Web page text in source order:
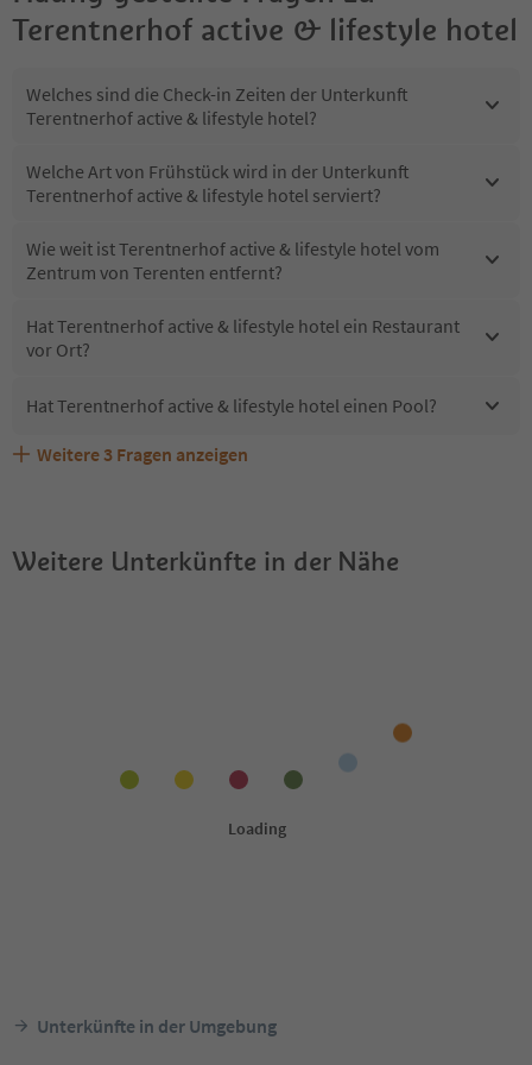
Terentnerhof active & lifestyle hotel
Welches sind die Check-in Zeiten der Unterkunft
Terentnerhof active & lifestyle hotel?
Welche Art von Frühstück wird in der Unterkunft
Terentnerhof active & lifestyle hotel serviert?
Wie weit ist Terentnerhof active & lifestyle hotel vom
Zentrum von Terenten entfernt?
Hat Terentnerhof active & lifestyle hotel ein Restaurant
vor Ort?
Hat Terentnerhof active & lifestyle hotel einen Pool?
Sind Haustiere in der Unterkunft Terentnerhof active &
Welche Services bietet Terentnerhof active & lifestyle
Erhalten die Gäste von Terentnerhof active & lifestyle
Weitere 3 Fragen anzeigen
Weitere Unterkünfte in der Nähe
Unterkünfte in der Umgebung